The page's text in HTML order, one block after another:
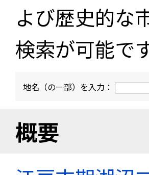
よび歴史的な
検索が可能です
地名（の一部）を入力：
概要